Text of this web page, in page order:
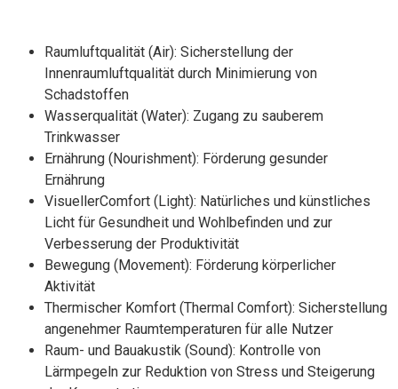
Raumluftqualität (Air): Sicherstellung der
Innenraumluftqualität durch Minimierung von
Schadstoffen
Wasserqualität (Water): Zugang zu sauberem
Trinkwasser
Ernährung (Nourishment): Förderung gesunder
Ernährung
VisuellerComfort (Light): Natürliches und künstliches
Licht für Gesundheit und Wohlbefinden und zur
Verbesserung der Produktivität
Bewegung (Movement): Förderung körperlicher
Aktivität
Thermischer Komfort (Thermal Comfort): Sicherstellung
angenehmer Raumtemperaturen für alle Nutzer
Raum- und Bauakustik (Sound): Kontrolle von
Lärmpegeln zur Reduktion von Stress und Steigerung